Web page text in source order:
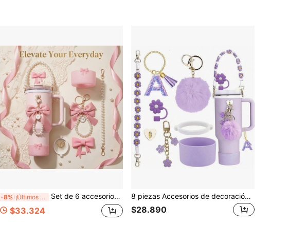
-8% ¡Últimos 3 días Set de 6 accesorios para tumblers de 40oz y 30oz, regalo perfecto, decoración de botella de agua con estilo de lazo y perla Coquette, funda de silicona premium y encanto, protección y decoración completa (NO se incluye la taza), kit de decoración de taza para gimnasio/entrenamiento
$33.324
8 piezas Accesorios de decoración de taza, tapa de pajita de 8-9 mm, botas de silicona compatibles con Cup, regalo de Navidad para niñas, regalo DIY creativo, decoración de Acción de Gracias, decoración de regalo para amigos, decoración de fiesta de Navidad, accesorios , taza de Navidad, suministros de vuelta a la escuela
$28.890